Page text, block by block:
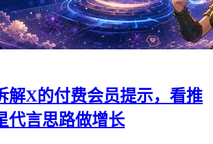
解X的付费会员提示，看推
代言思路做增长